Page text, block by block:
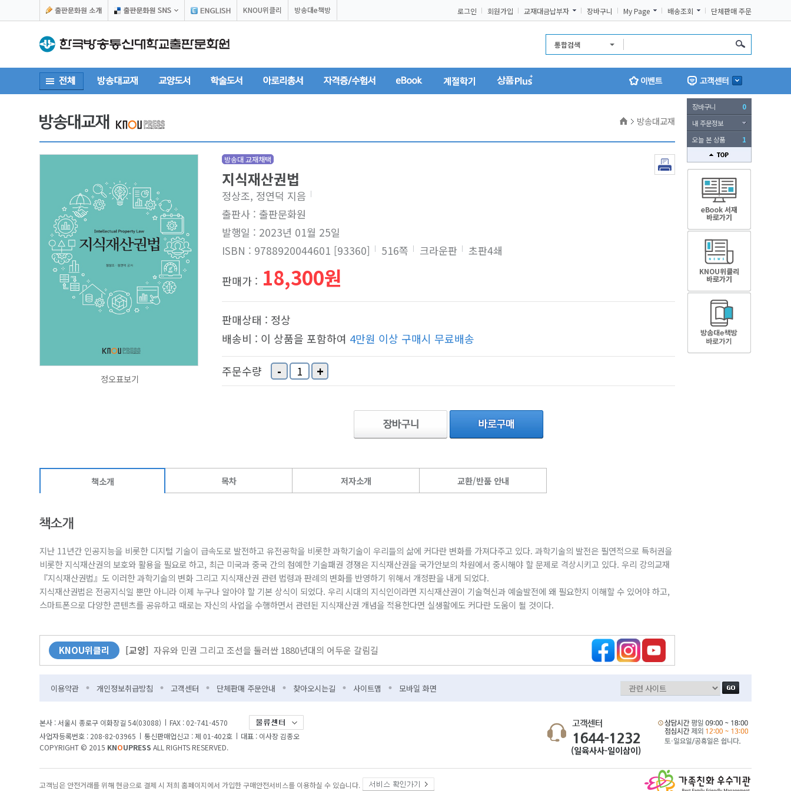
KNOU위클리 방송대e책방 로그인 회원가입 교재대금납부자 장바구니 My Page 배송조회 단체판매 주문
통합검색
계절학기
방송대교재
정오표보기
방송대 교재채택
지식재산권법
정상조, 정연덕 지음
출판사 : 출판문화원
발행일 : 2023년 01월 25일
ISBN : 9788920044601 [93360]
516쪽 크라운판 초판4쇄
판매가 : 18,300원
판매상태 : 정상
배송비 : 이 상품을 포함하여 4만원 이상 구매시 무료배송
주문수량 - +
책소개 목차 저자소개 교환/반품 안내
지난 11년간 인공지능을 비롯한 디지털 기술이 급속도로 발전하고 유전공학을 비롯한 과학기술이 우리들의 삶에 커다란 변화를 가져다주고 있다. 과학기술의 발전은 필연적으로 특허권을
비롯한 지식재산권의 보호와 활용을 필요로 하고, 최근 미국과 중국 간의 첨예한 기술패권 경쟁은 지식재산권을 국가안보의 차원에서 중시해야 할 문제로 격상시키고 있다. 우리 강의교재
『지식재산권법』도 이러한 과학기술의 변화 그리고 지식재산권 관련 법령과 판례의 변화를 반영하기 위해서 개정판을 내게 되었다.
지식재산권법은 전공지식일 뿐만 아니라 이제 누구나 알아야 할 기본 상식이 되었다. 우리 시대의 지식인이라면 지식재산권이 기술혁신과 예술발전에 왜 필요한지 이해할 수 있어야 하고,
스마트폰으로 다양한 콘텐츠를 공유하고 때로는 자신의 사업을 수행하면서 관련된 지식재산권 개념을 적용한다면 실생활에도 커다란 도움이 될 것이다.
장바구니
0
내 주문정보
오늘 본 상품
1
KNOU위클리
[사람과 삶]“방송대의 매력은 다채로운 사람들과의 만남에 있어요”
[KNOU광장] 다시 바벨 이전으로?
[뉴스]방송대-한국출판문화산업진흥원 업무협약 체결
[교양] 자유와 민권 그리고 조선을 둘러싼 1880년대의 어두운 갈림길
이용약관 개인정보취급방침 고객센터 단체판매 주문안내 찾아오시는길 사이트맵 모바일 화면
본사 : 서울시 종로구 이화장길 54(03088)
FAX : 02-741-4570
사업자등록번호 : 208-82-03965
통신판매업신고 : 제 01-402호
대표 : 이사장 김종오
COPYRIGHT © 2015 KNOUPRESS ALL RIGHTS RESERVED. (일육사사-일이삼이)
고객님은 안전거래를 위해 현금으로 결제 시 저희 홈페이지에서 가입한 구매안전서비스를 이용하실 수 있습니다.